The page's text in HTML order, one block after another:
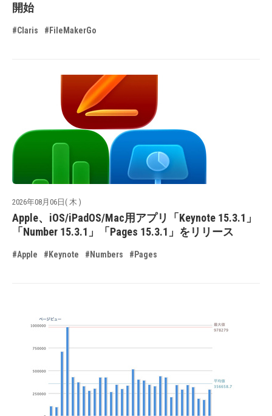
開始
#Claris #FileMakerGo
2026年08月06日( 木 )
Apple、iOS/iPadOS/Mac用アプリ「Keynote 15.3.1」
「Number 15.3.1」「Pages 15.3.1」をリリース
#Apple #Keynote #Numbers #Pages